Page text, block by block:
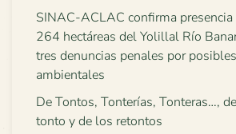
SINAC-ACLAC confirma
264 hectáreas del Yolillal Río
tres denuncias penales por
ambientales
De Tontos, Tonterías, Tonteras…,
tonto y de los retontos